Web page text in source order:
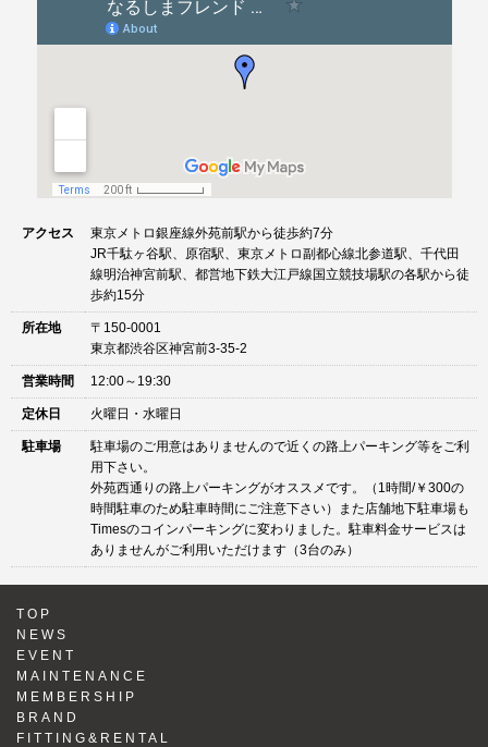
アクセス
東京メトロ銀座線外苑前駅から徒歩約7分
JR千駄ヶ谷駅、原宿駅、東京メトロ副都心線北参道駅、千代田
線明治神宮前駅、都営地下鉄大江戸線国立競技場駅の各駅から徒
歩約15分
所在地
〒150-0001
東京都渋谷区神宮前3-35-2
営業時間 12:00～19:30
定休日 火曜日・水曜日
駐車場
駐車場のご用意はありませんので近くの路上パーキング等をご利
用下さい。
外苑西通りの路上パーキングがオススメです。（1時間/￥300の
時間駐車のため駐車時間にご注意下さい）また店舗地下駐車場も
Timesのコインパーキングに変わりました。駐車料金サービスは
ありませんがご利用いただけます（3台のみ）
TOP
NEWS
EVENT
MAINTENANCE
MEMBERSHIP
BRAND
FITTING&RENTAL